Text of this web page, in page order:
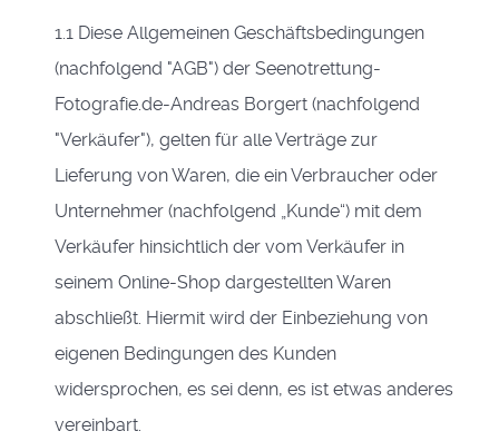
1.1 Diese Allgemeinen Geschäftsbedingungen
(nachfolgend "AGB") der Seenotrettung-
Fotografie.de-Andreas Borgert (nachfolgend
"Verkäufer"), gelten für alle Verträge zur
Lieferung von Waren, die ein Verbraucher oder
Unternehmer (nachfolgend „Kunde“) mit dem
Verkäufer hinsichtlich der vom Verkäufer in
seinem Online-Shop dargestellten Waren
abschließt. Hiermit wird der Einbeziehung von
eigenen Bedingungen des Kunden
widersprochen, es sei denn, es ist etwas anderes
vereinbart.